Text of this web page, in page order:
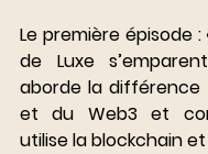
Le première épisode :
de Luxe
aborde la différence
et du Web3 et
utilise la blockchain